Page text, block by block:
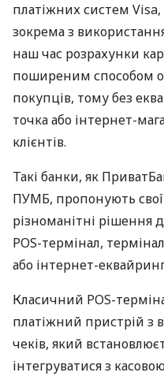
платіжних систем
зокрема з
наш час розрахунки
поширеним способом
покупців, тому без
точка або інтернет-
клієнтів.
Такі банки, як
ПУМБ, пропонують
різноманітні рішення
POS-термінал,
або інтернет-
Класичний POS-
платіжний пристрій з
чеків, який
інтегруватися з